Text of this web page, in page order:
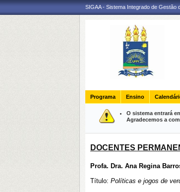
SIGAA - Sistema Integrado de Gestão
Programa Ensino
O sistema entrará
Agradecemos a
DOCENTES
Profa. Dra. Ana Regina
Título: Políticas e jogos de